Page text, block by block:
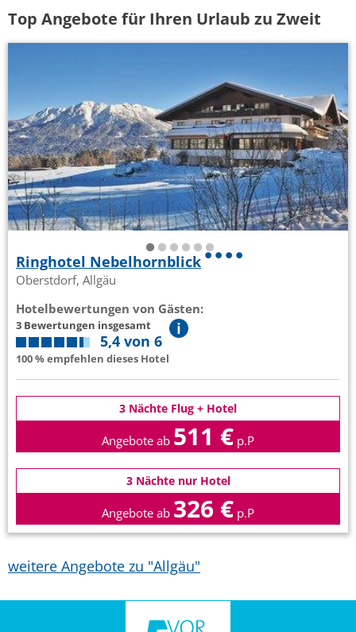
Top Angebote für Ihren Urlaub zu Zweit
Ringhotel Nebelhornblick
Oberstdorf, Allgäu
Hotelbewertungen von Gästen:
3 Bewertungen insgesamt
5,4 von 6
100 % empfehlen dieses Hotel
3 Nächte Flug + Hotel
Angebote ab 511 € p.P
3 Nächte nur Hotel
Angebote ab 326 € p.P
weitere Angebote zu "Allgäu"